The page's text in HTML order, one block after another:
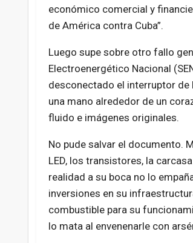
económico comercial y
de América contra Cuba”.
Luego supe sobre otro fallo
Electroenergético Nacional
desconectado el interruptor de
una mano alrededor de un
fluido e imágenes originales.
No pude salvar el documento.
LED, los transistores, la
realidad a su boca no lo
inversiones en su
combustible para su
lo mata al envenenarle con